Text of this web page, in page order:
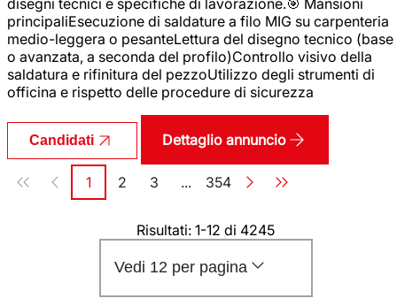
principaliEsecuzione di saldature a filo MIG su carpenteria
medio-leggera o pesanteLettura del disegno tecnico (base
o avanzata, a seconda del profilo)Controllo visivo della
saldatura e rifinitura del pezzoUtilizzo degli strumenti di
officina e rispetto delle procedure di sicurezza
Candidati Dettaglio annuncio
Paginazione
Pagina
1 Pagina
2 Pagina
3 ... Pagina
354
Risultati: 1-12 di 4245
Vedi 12 per pagina